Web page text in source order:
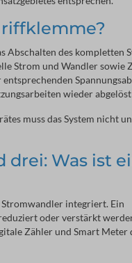
Abschalten des kompletten
Strom und Wandler sowie
wieder
muss das System nicht
Was ist
integriert. Ein
oder verstärkt
Zähler und Smart Meter